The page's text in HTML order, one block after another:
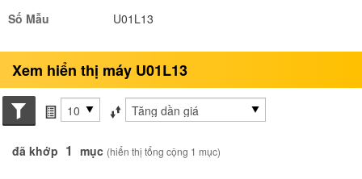
Số Mẫu
U01L13
Xem hiển thị máy U01L13
Search conditions
các mục mỗi trang
Sắp xếp theo
đã khớp 1 mục (hiển thị tổng cộng 1 mục)